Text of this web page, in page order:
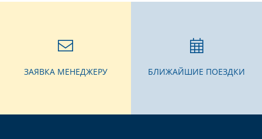
ЗАЯВКА МЕНЕДЖЕРУ БЛИЖАЙШИЕ ПОЕЗДКИ